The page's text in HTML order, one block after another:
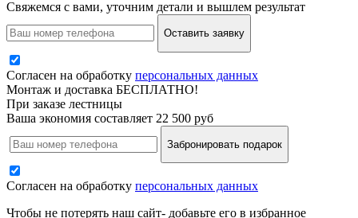
Свяжемся с вами, уточним детали и вышлем результат
Оставить заявку
Согласен на обработку персональных данных
Монтаж и доставка БЕСПЛАТНО!
При заказе лестницы
Ваша экономия составляет 22 500 руб
Забронировать подарок
Согласен на обработку персональных данных
Чтобы не потерять наш сайт- добавьте его в избранное